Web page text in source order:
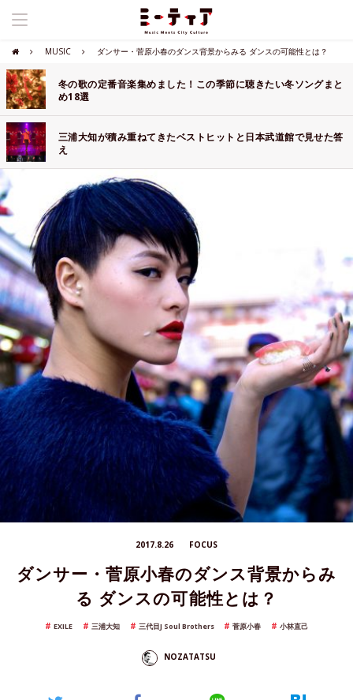
MUSIC ダンサー・菅原小春のダンス背景からみる ダンスの可能性とは？
冬の歌の定番音楽集めました！この季節に聴きたい冬ソングまと
め18選
三浦大知が積み重ねてきたベストヒットと日本武道館で見せた答
え
2017.8.26 FOCUS
ダンサー・菅原小春のダンス背景からみ
る ダンスの可能性とは？
EXILE 三浦大知 三代目J Soul Brothers 菅原小春 小林直己
NOZATATSU